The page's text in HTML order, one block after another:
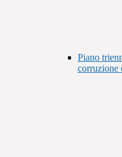
Piano
corruzione